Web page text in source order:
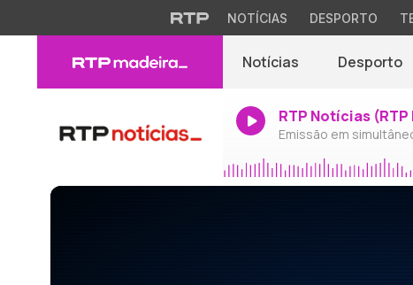
NOTÍCIAS DESPORTO
Notícias Desporto
RTP Notícias
Emissão em